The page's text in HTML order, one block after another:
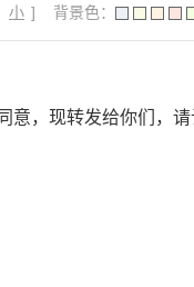
小 ] 背景色：
，现转发给你们，请